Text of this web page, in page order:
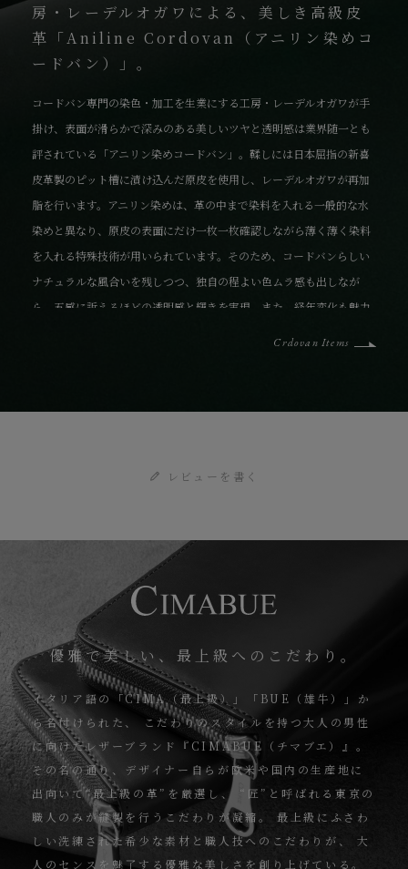
房・レーデルオガワによる、美しき高級皮
革「Aniline Cordovan（アニリン染めコ
ードバン）」。
コードバン専門の染色・加工を生業にする工房・レーデルオガワが手
掛け、表面が滑らかで深みのある美しいツヤと透明感は業界随一とも
評されている「アニリン染めコードバン」。鞣しには日本屈指の新喜
皮革製のピット槽に漬け込んだ原皮を使用し、レーデルオガワが再加
脂を行います。アニリン染めは、革の中まで染料を入れる一般的な水
染めと異なり、原皮の表面にだけ一枚一枚確認しながら薄く薄く染料
を入れる特殊技術が用いられています。そのため、コードバンらしい
ナチュラルな風合いを残しつつ、独自の程よい色ムラ感も出しなが
ら、五感に訴えるほどの透明感と輝きを実現。また、経年変化も魅力
Crdovan Items
レビューを書く
優雅で美しい、最上級へのこだわり。
イタリア語の「CIMA（最上級）」「BUE（雄牛）」か
ら名付けられた、
こだわりのスタイルを持つ大人の男性
に向けたレザーブランド『CIMABUE（チマブエ）』。
その名の通り、デザイナー自らが欧米や国内の生産地に
出向いて“最上級の革”を厳選し、 “匠”と呼ばれる東京の
職人のみが縫製を行うこだわりが凝縮。
最上級にふさわ
しい洗練された希少な素材と職人技へのこだわりが、
大
人のセンスを魅了する優雅な美しさを創り上げている。